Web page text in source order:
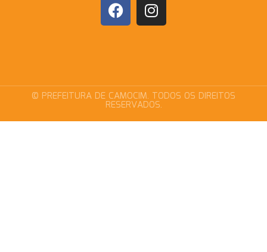
© PREFEITURA DE CAMOCIM. TODOS OS DIREITOS
RESERVADOS.